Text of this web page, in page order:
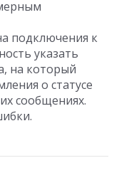
подключения к
указать
на который
о статусе
сообщениях.